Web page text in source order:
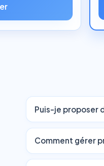
Puis-je proposer
Comment gérer